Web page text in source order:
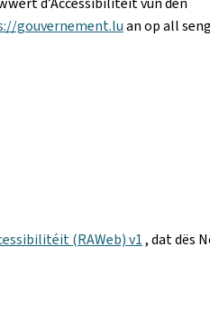
gouvernement.luan op all seng
(RAWeb) v1, dat dës